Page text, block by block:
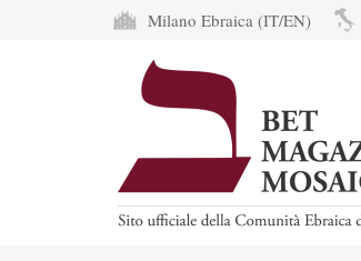
Milano Ebraica (IT/EN)